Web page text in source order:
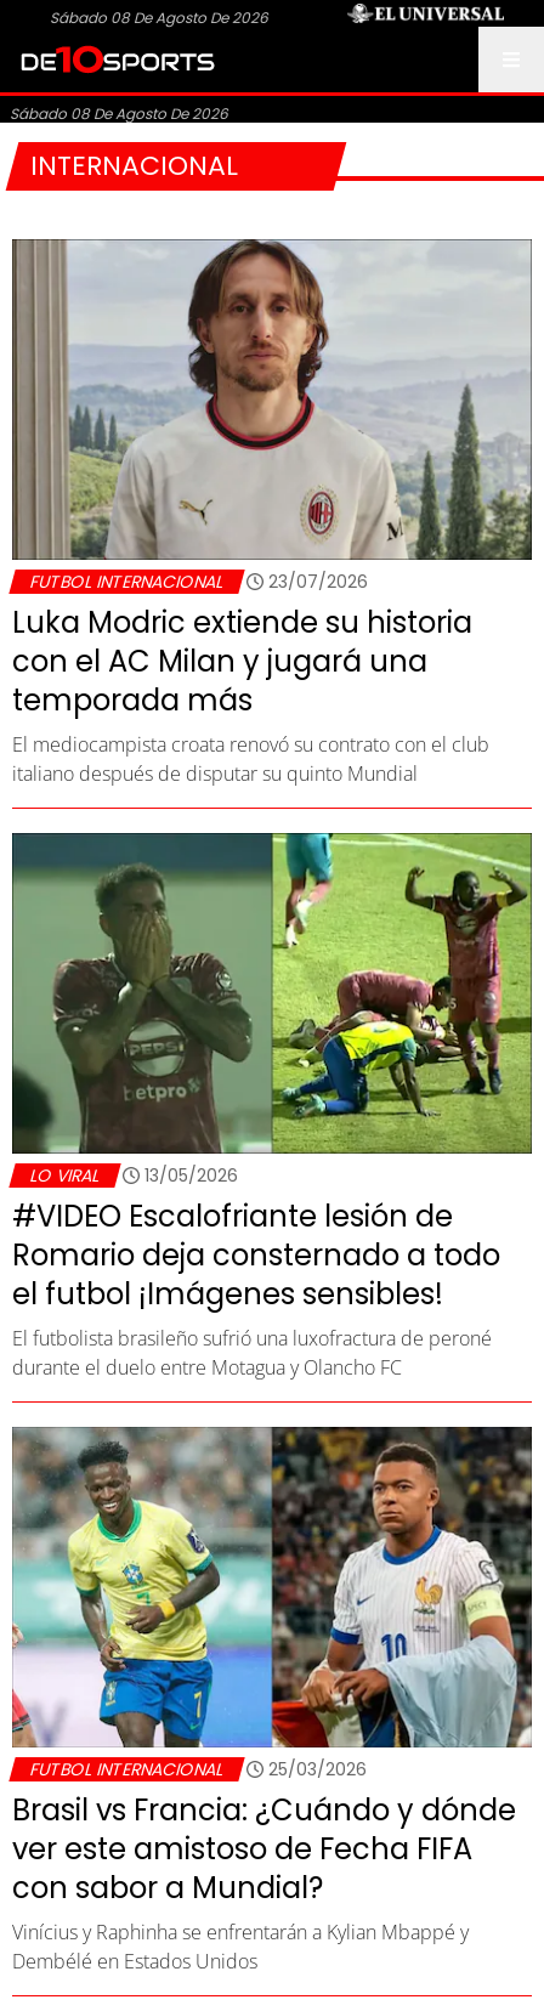
Sábado 08 De Agosto De 2026
Sábado 08 De Agosto De 2026
INTERNACIONAL
FUTBOL INTERNACIONAL 23/07/2026
Luka Modric extiende su historia
con el AC Milan y jugará una
temporada más
El mediocampista croata renovó su contrato con el club
italiano después de disputar su quinto Mundial
LO VIRAL 13/05/2026
#VIDEO Escalofriante lesión de
Romario deja consternado a todo
el futbol ¡Imágenes sensibles!
El futbolista brasileño sufrió una luxofractura de peroné
durante el duelo entre Motagua y Olancho FC
FUTBOL INTERNACIONAL 25/03/2026
Brasil vs Francia: ¿Cuándo y dónde
ver este amistoso de Fecha FIFA
con sabor a Mundial?
Vinícius y Raphinha se enfrentarán a Kylian Mbappé y
Dembélé en Estados Unidos